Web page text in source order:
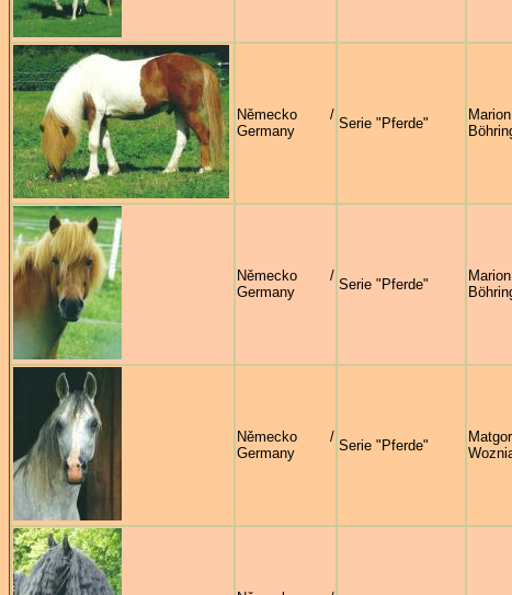
Německo /
Germany
Serie "Pferde"
Marion
Německo /
Germany
Serie "Pferde"
Marion
Německo /
Germany
Serie "Pferde"